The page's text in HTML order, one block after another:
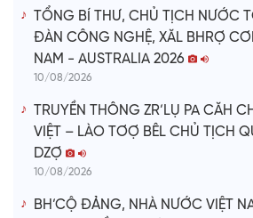
TỔNG BÍ THƯ, CHỦ TỊCH NƯỚC
ĐÀN CÔNG NGHỆ, XĂL BHRỢ
NAM - AUSTRALIA 2026
10/08/2026
TRUYỀN THÔNG ZR’LỤ PA CĂH
VIỆT – LÀO TƠỢ BÊL CHỦ TỊCH
DZỢ
10/08/2026
BH’CỘ ĐẢNG, NHÀ NƯỚC VIỆT